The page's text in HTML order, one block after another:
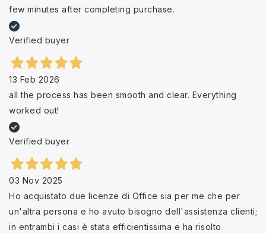
few minutes after completing purchase.
Verified buyer
13 Feb 2026
all the process has been smooth and clear. Everything
worked out!
Verified buyer
03 Nov 2025
Ho acquistato due licenze di Office sia per me che per
un'altra persona e ho avuto bisogno dell'assistenza clienti;
in entrambi i casi è stata efficientissima e ha risolto